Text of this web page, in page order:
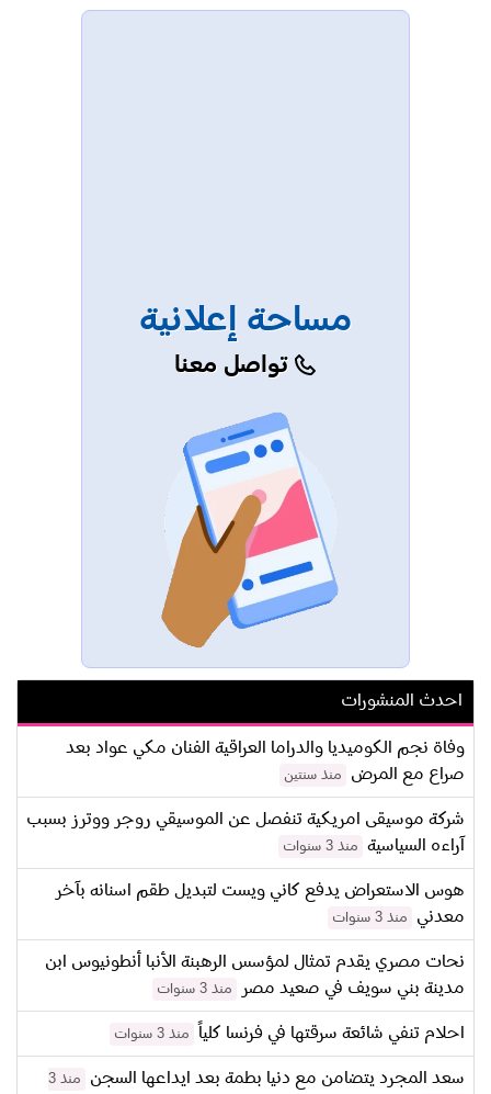
مساحة إعلانية
تواصل معنا
احدث المنشورات
وفاة نجم الكوميديا والدراما العراقية الفنان مكي عواد بعد
صراع مع المرض
منذ سنتين
شركة موسيقى امريكية تنفصل عن الموسيقي روجر ووترز بسبب
آراءه السياسية
منذ 3 سنوات
هوس الاستعراض يدفع كاني ويست لتبديل طقم اسنانه بآخر
معدني
منذ 3 سنوات
نحات مصري يقدم تمثال لمؤسس الرهبنة الأنبا أنطونيوس ابن
مدينة بني سويف في صعيد مصر
منذ 3 سنوات
احلام تنفي شائعة سرقتها في فرنسا كلياً منذ 3 سنوات
سعد المجرد يتضامن مع دنيا بطمة بعد ايداعها السجن
منذ 3